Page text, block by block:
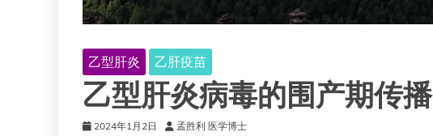
乙型肝炎 乙肝疫苗
乙型肝炎病毒的围产期传播
2024年1月2日 孟胜利 医学博士